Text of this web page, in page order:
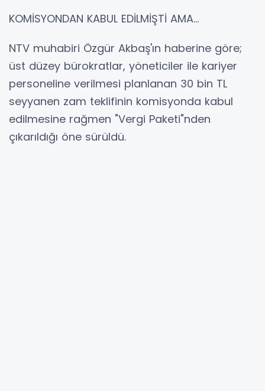
KOMİSYONDAN KABUL EDİLMİŞTİ AMA...
NTV muhabiri Özgür Akbaş'ın haberine göre;
üst düzey bürokratlar, yöneticiler ile kariyer
personeline verilmesi planlanan 30 bin TL
seyyanen zam teklifinin komisyonda kabul
edilmesine rağmen "Vergi Paketi"nden
çıkarıldığı öne sürüldü.